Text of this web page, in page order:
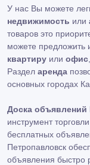
У нас Вы можете
недвижимость или
товаров это
можете предложить
квартиру или офис
Раздел аренда
основных городах
Доска объявлений
инструмент
бесплатных
Петропавловск
объявления быстро